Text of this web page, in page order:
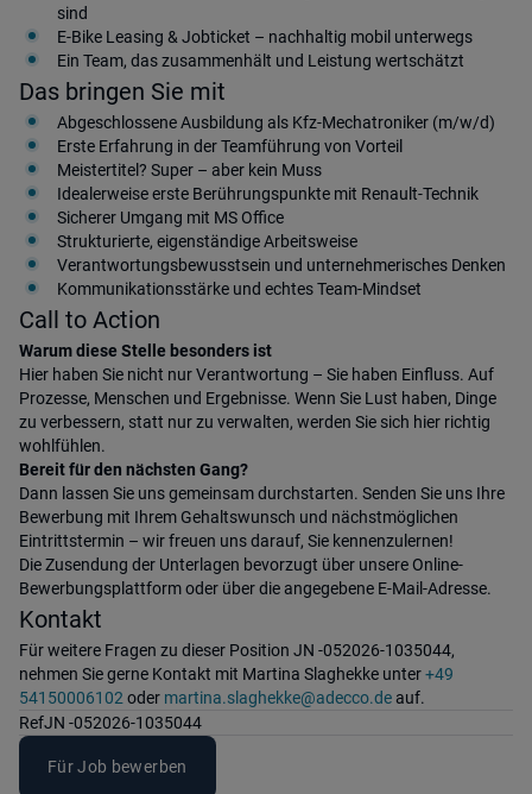
sind
E-Bike Leasing & Jobticket – nachhaltig mobil unterwegs
Ein Team, das zusammenhält und Leistung wertschätzt
Das bringen Sie mit
Abgeschlossene Ausbildung als Kfz-Mechatroniker (m/w/d)
Erste Erfahrung in der Teamführung von Vorteil
Meistertitel? Super – aber kein Muss
Idealerweise erste Berührungspunkte mit Renault-Technik
Sicherer Umgang mit MS Office
Strukturierte, eigenständige Arbeitsweise
Verantwortungsbewusstsein und unternehmerisches Denken
Kommunikationsstärke und echtes Team-Mindset
Call to Action
Warum diese Stelle besonders ist
Hier haben Sie nicht nur Verantwortung – Sie haben Einfluss. Auf
Prozesse, Menschen und Ergebnisse. Wenn Sie Lust haben, Dinge
zu verbessern, statt nur zu verwalten, werden Sie sich hier richtig
wohlfühlen.
Bereit für den nächsten Gang?
Dann lassen Sie uns gemeinsam durchstarten. Senden Sie uns Ihre
Bewerbung mit Ihrem Gehaltswunsch und nächstmöglichen
Eintrittstermin – wir freuen uns darauf, Sie kennenzulernen!
Die Zusendung der Unterlagen bevorzugt über unsere Online-
Bewerbungsplattform oder über die angegebene E-Mail-Adresse.
Kontakt
Für weitere Fragen zu dieser Position JN -052026-1035044,
nehmen Sie gerne Kontakt mit Martina Slaghekke unter+49
54150006102 oder martina.slaghekke@adecco.deauf.
RefJN -052026-1035044
Für Job bewerben